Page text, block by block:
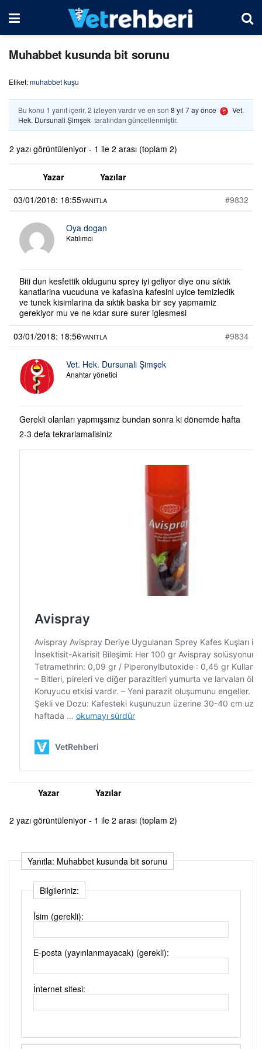
Muhabbet kusunda bit sorunu
Etiket:muhabbet kuşu
Bu konu 1 yanıt içerir, 2 izleyen vardır ve en son 8 yıl 7 ay önce
Vet.
Hek. Dursunali Şimşek tarafından güncellenmiştir.
2 yazı görüntüleniyor - 1 ile 2 arası (toplam 2)
Yazar
Yazılar
03/01/2018: 18:55
#9832
YANITLA
Oya dogan
Katılımcı
Biti dun kesfettik oldugunu sprey iyi geliyor diye onu sıktık
kanatlarina vucuduna ve kafasina kafesini uyice temizledik
ve tunek kisimlarina da sıktık baska bir sey yapmamiz
gerekiyor mu ve ne kdar sure surer iglesmesi
03/01/2018: 18:56
#9834
YANITLA
Vet. Hek. Dursunali Şimşek
Anahtar yönetici
Gerekli olanları yapmışsınız bundan sonra ki dönemde hafta
2-3 defa tekrarlamalisiniz
Yazar Yazılar
2 yazı görüntüleniyor - 1 ile 2 arası (toplam 2)
Yanıtla: Muhabbet kusunda bit sorunu
Bilgileriniz:
İsim (gerekli):
E-posta (yayınlanmayacak) (gerekli):
İnternet sitesi: